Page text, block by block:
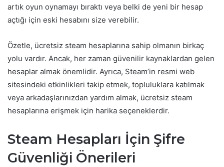
artık oyun oynamayı bıraktı veya belki de yeni bir hesap
açtığı için eski hesabını size verebilir.
Özetle, ücretsiz steam hesaplarına sahip olmanın birkaç
yolu vardır. Ancak, her zaman güvenilir kaynaklardan gelen
hesaplar almak önemlidir. Ayrıca, Steam’in resmi web
sitesindeki etkinlikleri takip etmek, topluluklara katılmak
veya arkadaşlarınızdan yardım almak, ücretsiz steam
hesaplarına erişmek için harika seçeneklerdir.
Steam Hesapları İçin Şifre
Güvenliği Önerileri